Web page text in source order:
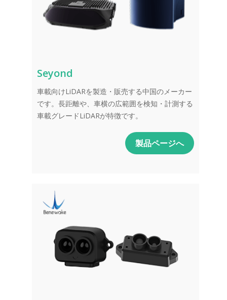
Seyond
車載向けLiDARを製造・販売する中国のメーカー
です。長距離や、車横の広範囲を検知・計測する
車載グレードLiDARが特徴です。
製品ページへ